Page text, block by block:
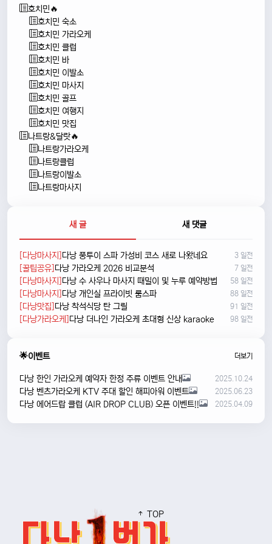
호치민🔥
호치민 숙소
호치민 가라오케
호치민 클럽
호치민 바
호치민 이발소
호치민 마사지
호치민 골프
호치민 여행지
호치민 맛집
나트랑&달랏🔥
나트랑가라오케
나트랑클럽
나트랑이발소
나트랑마사지
새 글 새 댓글
[다낭마사지]다낭 풍투이 스파 가성비 코스 새로 나왔네요 3 일전
[꿀팁공유]다낭 가라오케 2026 비교분석 7 일전
[다낭마사지]다낭 수 사우나 마사지 때밀이 및 누루 예약방법 58 일전
[다낭마사지]다낭 개인실 프라이빗 룸스파 88 일전
[다낭맛집]다낭 착석식당 탄 그릴 91 일전
[다낭가라오케]다낭 더나인 가라오케 초대형 신상 karaoke 98 일전
🌟이벤트 더보기
다낭 한인 가라오케 예약자 한정 주류 이벤트 안내 2025.10.24
다낭 벤츠가라오케 KTV 주대 할인 해피아워 이벤트 2025.06.23
다낭 에어드랍 클럽 (AIR DROP CLUB) 오픈 이벤트!! 2025.04.09
TOP